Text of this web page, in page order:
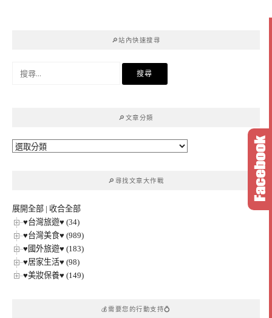
🔎站內快速搜尋
🔎文章分類
🔎
🔎尋找文章大作戰
展開全部 | 收合全部
♥台灣旅遊♥ (34)
♥台灣美食♥ (989)
♥國外旅遊♥ (183)
♥居家生活♥ (98)
♥美妝保養♥ (149)
💰需要您的行動支持💍